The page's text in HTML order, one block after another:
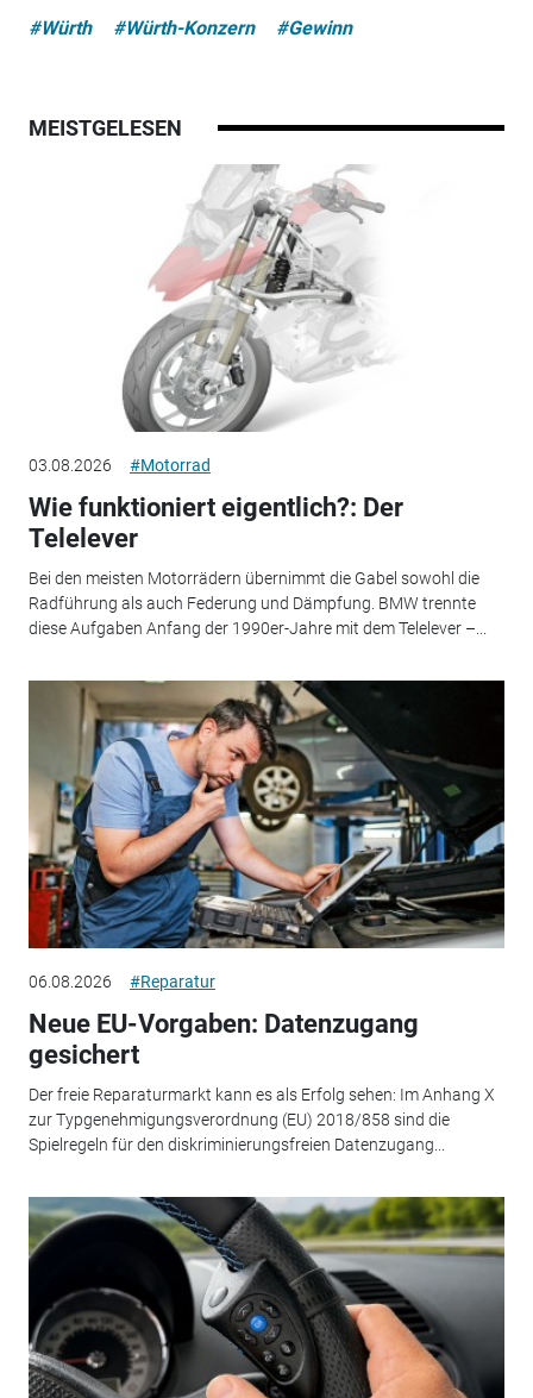
#Würth #Würth-Konzern #Gewinn
MEISTGELESEN
03.08.2026 #Motorrad
Wie funktioniert eigentlich?: Der
Telelever
Bei den meisten Motorrädern übernimmt die Gabel sowohl die
Radführung als auch Federung und Dämpfung. BMW trennte
diese Aufgaben Anfang der 1990er-Jahre mit dem Telelever –...
06.08.2026 #Reparatur
Neue EU-Vorgaben: Datenzugang
gesichert
Der freie Reparaturmarkt kann es als Erfolg sehen: Im Anhang X
zur Typgenehmigungsverordnung (EU) 2018/858 sind die
Spielregeln für den diskriminierungsfreien Datenzugang...